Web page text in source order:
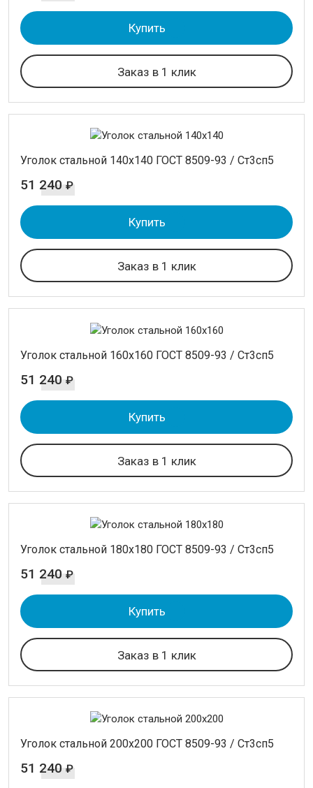
Купить
Заказ в 1 клик
Уголок стальной 140х140 ГОСТ 8509-93 / Ст3сп5
51 240 ₽
Купить
Заказ в 1 клик
Уголок стальной 160х160 ГОСТ 8509-93 / Ст3сп5
51 240 ₽
Купить
Заказ в 1 клик
Уголок стальной 180х180 ГОСТ 8509-93 / Ст3сп5
51 240 ₽
Купить
Заказ в 1 клик
Уголок стальной 200х200 ГОСТ 8509-93 / Ст3сп5
51 240 ₽